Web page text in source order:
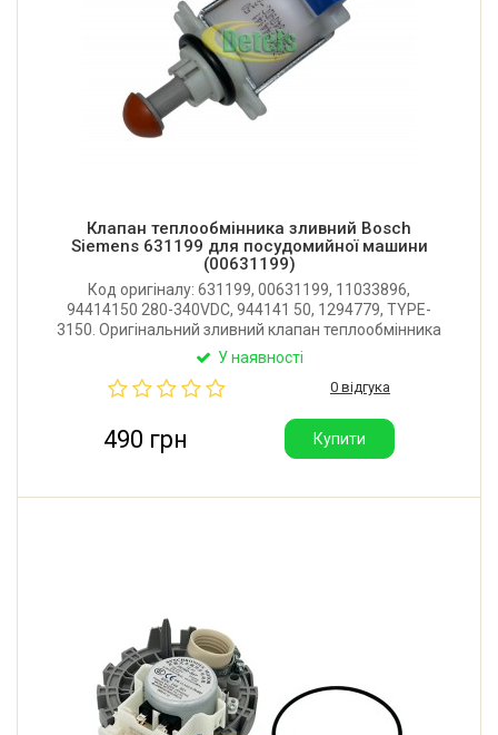
Клапан теплообмінника зливний Bosch
Siemens 631199 для посудомийної машини
(00631199)
Код оригіналу: 631199, 00631199, 11033896,
94414150 280-340VDC, 944141 50, 1294779, TYPE-
3150. Оригінальний зливний клапан теплообмінника
для посудомийної машини Bosch, Siemens.
У наявності
0 відгука
490 грн Купити